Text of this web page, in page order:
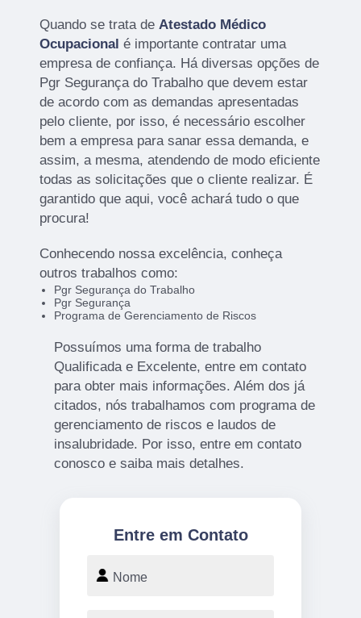
Quando se trata deAtestado Médico
Ocupacional é importante contratar uma
empresa de confiança. Há diversas opções de
Pgr Segurança do Trabalho que devem estar
de acordo com as demandas apresentadas
pelo cliente, por isso, é necessário escolher
bem a empresa para sanar essa demanda, e
assim, a mesma, atendendo de modo eficiente
todas as solicitações que o cliente realizar. É
garantido que aqui, você achará tudo o que
procura!
Conhecendo nossa excelência, conheça
outros trabalhos como:
Pgr Segurança do Trabalho
Pgr Segurança
Programa de Gerenciamento de Riscos
Possuímos uma forma de trabalho
Qualificada e Excelente, entre em contato
para obter mais informações. Além dos já
citados, nós trabalhamos com programa de
gerenciamento de riscos e laudos de
insalubridade. Por isso, entre em contato
conosco e saiba mais detalhes.
Entre em Contato